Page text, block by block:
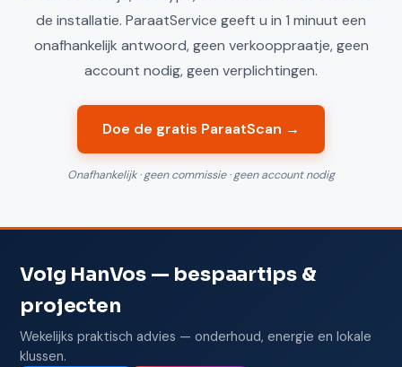
de installatie. ParaatService geeft u in 1 minuut een
onafhankelijk antwoord, geen verkooppraatje, geen
account nodig, geen verplichtingen.
Doe de gratis ParaatScan →
Onafhankelijk · geen commissie · geen account nodig
Volg HanVos — bespaartips &
projecten
Wekelijks praktisch advies — onderhoud, energie en lokale
klussen.